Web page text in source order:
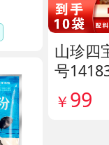
山珍四
号
￥ 99